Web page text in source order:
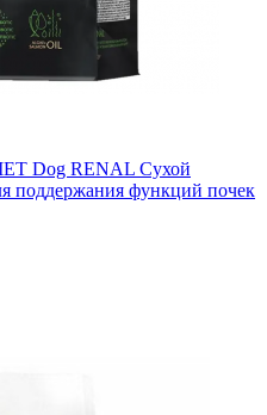
Dog RENAL Сухой
поддержания функций почек